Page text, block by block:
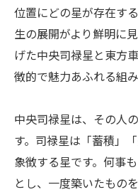
位置にどの星が存在す
生の展開がより鮮明に
げた中央司禄星と東方
徴的で魅力あふれる組
中央司禄星は、その人
す。司禄星は「蓄積」
象徴する星です。何事
とし、一度築いたもの